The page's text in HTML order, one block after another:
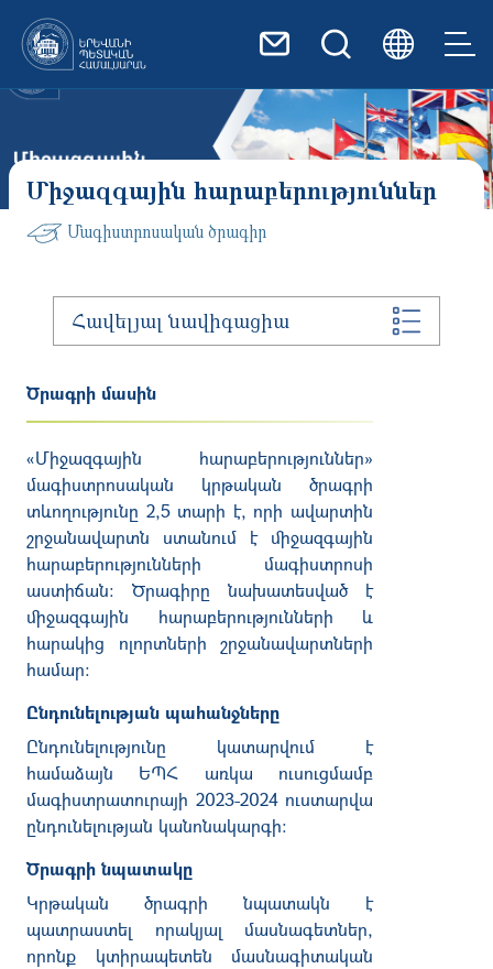
Միջազգային հարաբերություններ
Մագիստրոսական ծրագիր
Հավելյալ նավիգացիա
Ծրագրի մասին
«Միջազգային հարաբերություններ»
մագիստրոսական
կրթական
ծրագրի
տևողությունը 2,5 տարի է, որի ավարտին
շրջանավարտն
ստանում է
միջազգային
հարաբերությունների
մագիստրոսի
աստիճան։
Ծրագիրը նախատեսված
է
միջազգային
հարաբերությունների
և
հարակից
ոլորտների
շրջանավարտների
համար։
Ընդունելության պահանջները
Ընդունելությունը
կատարվում
է
համաձայն
ԵՊՀ առկա
ուսուցմամբ
մագիստրատուրայի 2023-2024 ուստարվա
ընդունելության կանոնակարգի:
Ծրագրի նպատակը
Կրթական ծրագրի նպատակն է
պատրաստել
որակյալ մասնագետներ,
որոնք
կտիրապետեն
մասնագիտական